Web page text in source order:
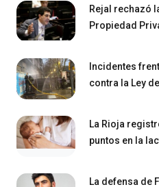
Rejal rechazó
Propiedad
Incidentes
contra la Ley
La Rioja
puntos en la
La defensa de